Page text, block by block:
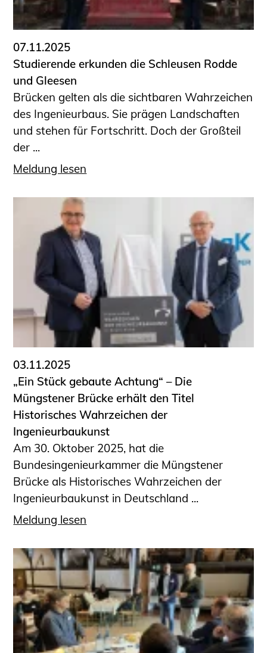
Informationen für Fortbildungsträger
Anträge, Anzeigen, Formulare
Fortbildung/Seminare
Informationen für Ingenieurinnen
und Ingenieure
Recht
Planungswettbewerbe
Publikationen
Stellenbörse
Staatlich anerkannte Sachverständige
Sachverständige
Prüfsachverständige
Qualifizierte Tragwerksplaner/-innen
Bauvorlageberechtigte
Sachkundige für Zustands- und
Funktionsprüfung privater
Abwasserleitungen
Vereinbarungen mit
Ingenieurkammern
Büronachfolge
Zusatzqualifikationen
Geschützter Bereich
Informationen für Auftraggeber und
Verbraucher
Ingenieursuche (Mitglieder der IK-Bau
NRW)
Fachlisten
Bauherren-ABC
Informationen für Schülerinnen,
Projekte für Schülerinnen und Schüler
START.ING. Das Studierenden Praxis-
Programm
Wissenswertes für Studierende
Wettbewerbe für Studierende
BLING.BLING.
07.11.2025
Studierende erkunden die Schleusen Rodde
und Gleesen
Brücken gelten als die sichtbaren Wahrzeichen
des Ingenieurbaus. Sie prägen Landschaften
und stehen für Fortschritt. Doch der Großteil
der ...
Meldung lesen
03.11.2025
„Ein Stück gebaute Achtung“ – Die
Müngstener Brücke erhält den Titel
Historisches Wahrzeichen der
Ingenieurbaukunst
Am 30. Oktober 2025, hat die
Bundesingenieurkammer die Müngstener
Brücke als Historisches Wahrzeichen der
Ingenieurbaukunst in Deutschland ...
Meldung lesen